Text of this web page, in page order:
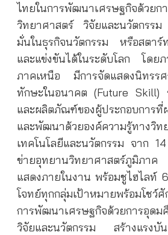
ไทยในการพัฒนาเศรษฐกิจด้วยก
วิทยาศาสตร์ วิจัยและนวัตกรรม
มั่นในธุรกิจนวัตกรรม หรือสตา
และแข่งขันได้ในระดับโลก โดย
ภาคเหนือ มีการจัดแสดงนิทรรศ
ทักษะในอนาคต (Future Skill)
และผลิตภัณฑ์ของผู้ประกอบการที่
และพัฒนาด้วยองค์ความรู้ทางวิท
เทคโนโลยีและนวัตกรรม จาก
ข่ายอุทยานวิทยาศาสตร์ภูมิภา
แสดงภายในงาน พร้อมชูไฮไลท์
โจทย์ทุกกลุ่มเป้าหมายพร้อมโชว์
การพัฒนาเศรษฐกิจด้วยการอุด
วิจัยและนวัตกรรม สร้างแรงบัน